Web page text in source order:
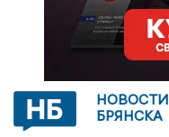
НОВОСТИ
БРЯНСКА